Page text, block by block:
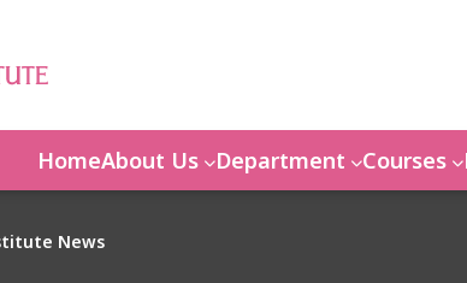
HomeAbout Us Department Courses
News